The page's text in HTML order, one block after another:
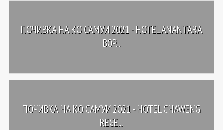
ПОЧИВКА НА КО САМУИ 2021 - HOTEL ANANTARA
BOP...
ПОЧИВКА НА КО САМУИ 2021 - HOTEL CHAWENG
REGE...